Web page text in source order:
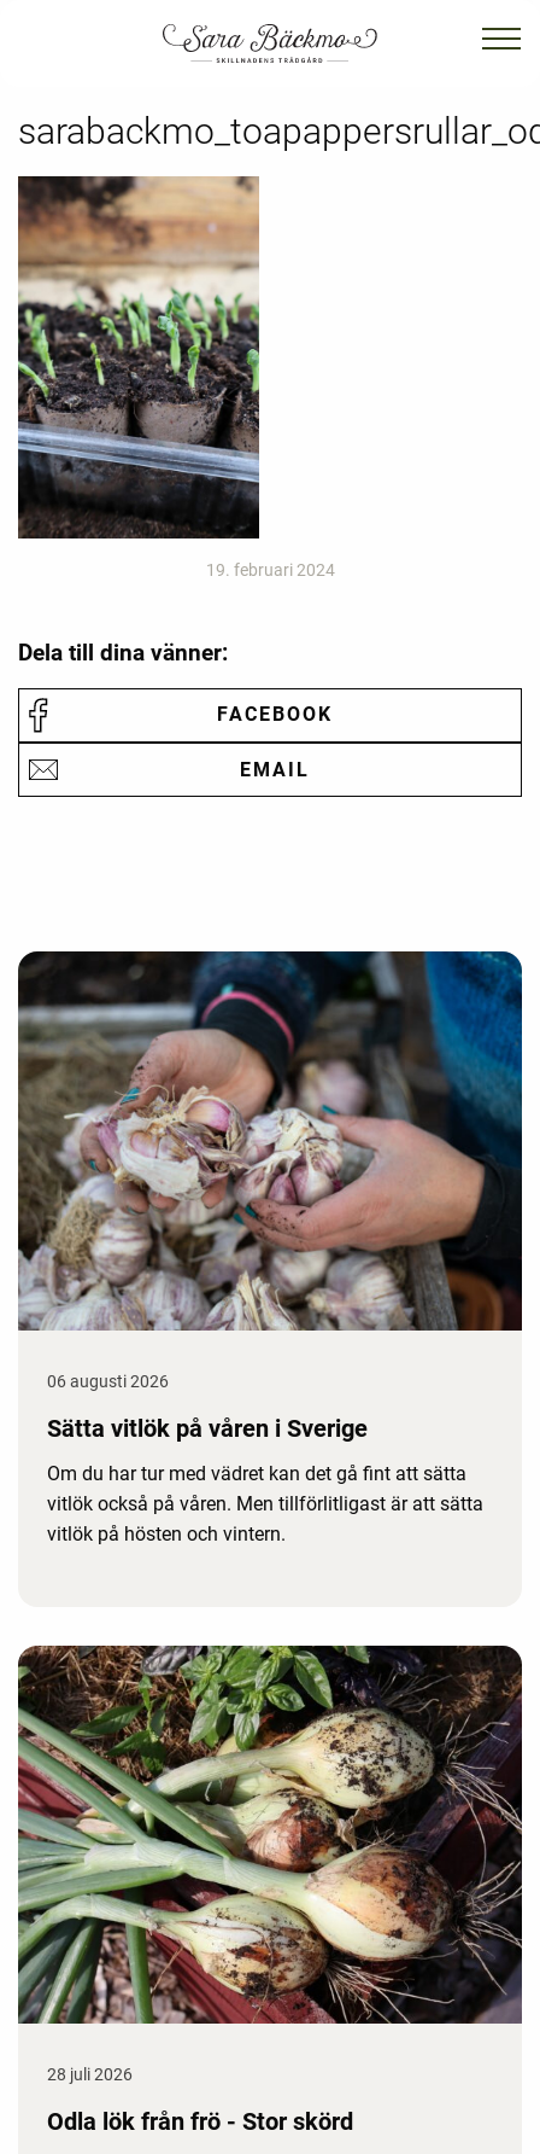
19. februari 2024
Dela till dina vänner:
FACEBOOK
EMAIL
06 augusti 2026
Sätta vitlök på våren i Sverige
Om du har tur med vädret kan det gå fint att sätta
vitlök också på våren. Men tillförlitligast är att sätta
vitlök på hösten och vintern.
28 juli 2026
Odla lök från frö - Stor skörd